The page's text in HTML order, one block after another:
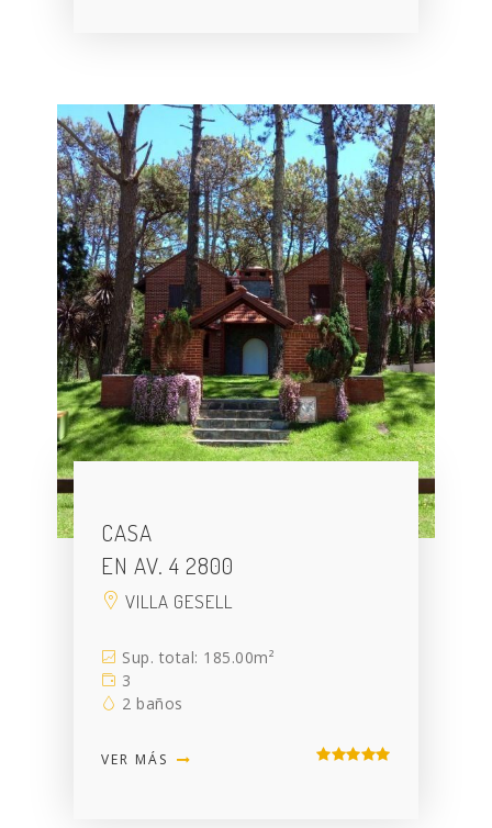
CASA
EN AV. 4 2800
VILLA GESELL
Sup. total: 185.00m²
3
2 baños
VER MÁS